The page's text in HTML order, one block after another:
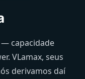
— capacidade
VLamax, seus
derivamos daí